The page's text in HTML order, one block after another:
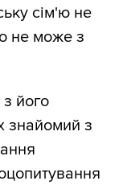
сім'ю не
не може з
його
знайомий з